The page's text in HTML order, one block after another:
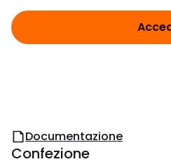
Documentazione
Confezione